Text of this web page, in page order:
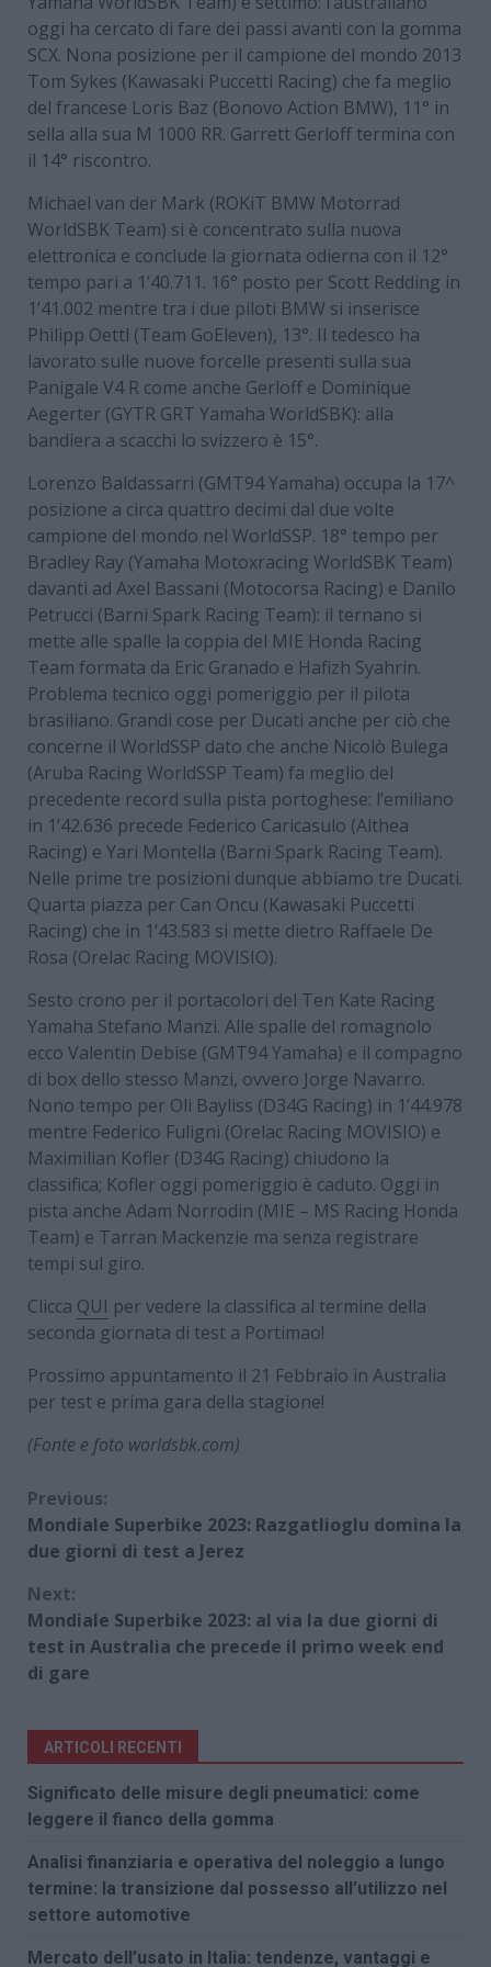
oggi ha cercato di fare dei passi avanti con la gomma
SCX. Nona posizione per il campione del mondo 2013
Tom Sykes (Kawasaki Puccetti Racing) che fa meglio
del francese Loris Baz (Bonovo Action BMW), 11° in
sella alla sua M 1000 RR. Garrett Gerloff termina con
il 14° riscontro.
Michael van der Mark (ROKiT BMW Motorrad
WorldSBK Team) si è concentrato sulla nuova
elettronica e conclude la giornata odierna con il 12°
tempo pari a 1’40.711. 16° posto per Scott Redding in
1’41.002 mentre tra i due piloti BMW si inserisce
Philipp Oettl (Team GoEleven), 13°. Il tedesco ha
lavorato sulle nuove forcelle presenti sulla sua
Panigale V4 R come anche Gerloff e Dominique
Aegerter (GYTR GRT Yamaha WorldSBK): alla
bandiera a scacchi lo svizzero è 15°.
Lorenzo Baldassarri (GMT94 Yamaha) occupa la 17^
posizione a circa quattro decimi dal due volte
campione del mondo nel WorldSSP. 18° tempo per
Bradley Ray (Yamaha Motoxracing WorldSBK Team)
davanti ad Axel Bassani (Motocorsa Racing) e Danilo
Petrucci (Barni Spark Racing Team): il ternano si
mette alle spalle la coppia del MIE Honda Racing
Team formata da Eric Granado e Hafizh Syahrin.
Problema tecnico oggi pomeriggio per il pilota
brasiliano. Grandi cose per Ducati anche per ciò che
concerne il WorldSSP dato che anche Nicolò Bulega
(Aruba Racing WorldSSP Team) fa meglio del
precedente record sulla pista portoghese: l’emiliano
in 1’42.636 precede Federico Caricasulo (Althea
Racing) e Yari Montella (Barni Spark Racing Team).
Nelle prime tre posizioni dunque abbiamo tre Ducati.
Quarta piazza per Can Oncu (Kawasaki Puccetti
Racing) che in 1’43.583 si mette dietro Raffaele De
Rosa (Orelac Racing MOVISIO).
Sesto crono per il portacolori del Ten Kate Racing
Yamaha Stefano Manzi. Alle spalle del romagnolo
ecco Valentin Debise (GMT94 Yamaha) e il compagno
di box dello stesso Manzi, ovvero Jorge Navarro.
Nono tempo per Oli Bayliss (D34G Racing) in 1’44.978
mentre Federico Fuligni (Orelac Racing MOVISIO) e
Maximilian Kofler (D34G Racing) chiudono la
classifica; Kofler oggi pomeriggio è caduto. Oggi in
pista anche Adam Norrodin (MIE – MS Racing Honda
Team) e Tarran Mackenzie ma senza registrare
tempi sul giro.
Clicca QUI per vedere la classifica al termine della
seconda giornata di test a Portimao!
Prossimo appuntamento il 21 Febbraio in Australia
per test e prima gara della stagione!
(Fonte e foto worldsbk.com)
Continue
Reading
Previous:
Mondiale Superbike 2023: Razgatlioglu domina la
due giorni di test a Jerez
Next:
Mondiale Superbike 2023: al via la due giorni di
test in Australia che precede il primo week end
di gare
ARTICOLI RECENTI
Significato delle misure degli pneumatici: come
leggere il fianco della gomma
Analisi finanziaria e operativa del noleggio a lungo
termine: la transizione dal possesso all’utilizzo nel
settore automotive
Mercato dell’usato in Italia: tendenze, vantaggi e